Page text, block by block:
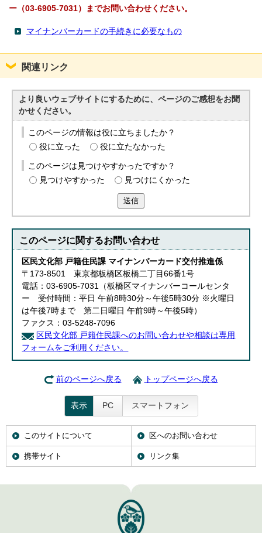
ー（03-6905-7031）までお問い合わせください。
マイナンバーカードの手続きに必要なもの
関連リンク
より良いウェブサイトにするために、ページのご感想をお聞
かせください。
このページの情報は役に立ちましたか？
役に立った
役に立たなかった
このページは見つけやすかったですか？
見つけやすかった
見つけにくかった
送信
このページに関するお問い合わせ
区民文化部 戸籍住民課 マイナンバーカード交付推進係
〒173-8501 東京都板橋区板橋二丁目66番1号
電話：03-6905-7031（板橋区マイナンバーコールセンタ
ー 受付時間：平日 午前8時30分～午後5時30分 ※火曜日
は午後7時まで 第二日曜日 午前9時～午後5時）
ファクス：03-5248-7096
区民文化部 戸籍住民課へのお問い合わせや相談は専用
フォームをご利用ください。
前のページへ戻る トップページへ戻る
表示 PC スマートフォン
このサイトについて 区へのお問い合わせ
携帯サイト リンク集